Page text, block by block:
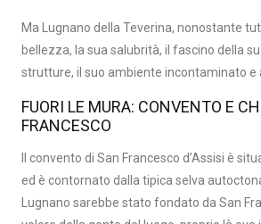
Ma Lugnano della Teverina, nonostante
bellezza, la sua salubrità, il fascino della
strutture, il suo ambiente incontaminato e
FUORI LE MURA: CONVENTO E
FRANCESCO
Il convento di San Francesco d’Assisi è
ed è contornato dalla tipica selva
Lugnano sarebbe stato fondato da San